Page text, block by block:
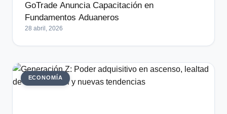
GoTrade Anuncia Capacitación en
Fundamentos Aduaneros
28 abril, 2026
ECONOMÍA